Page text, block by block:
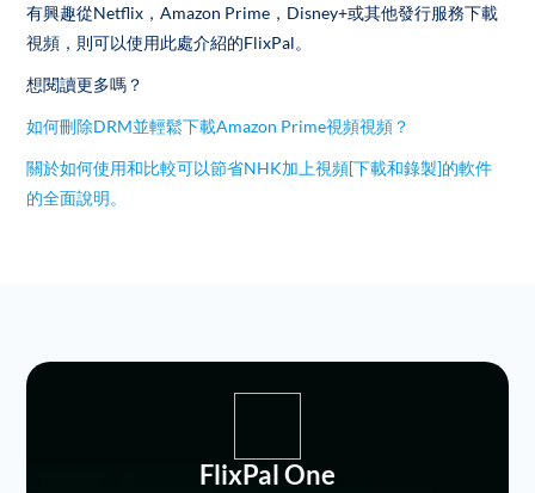
有興趣從Netflix，Amazon Prime，Disney+或其他發行服務下載
視頻，則可以使用此處介紹的FlixPal。
想閱讀更多嗎？
如何刪除DRM並輕鬆下載Amazon Prime視頻視頻？
關於如何使用和比較可以節省NHK加上視頻[下載和錄製]的軟件
的全面說明。
FlixPal One